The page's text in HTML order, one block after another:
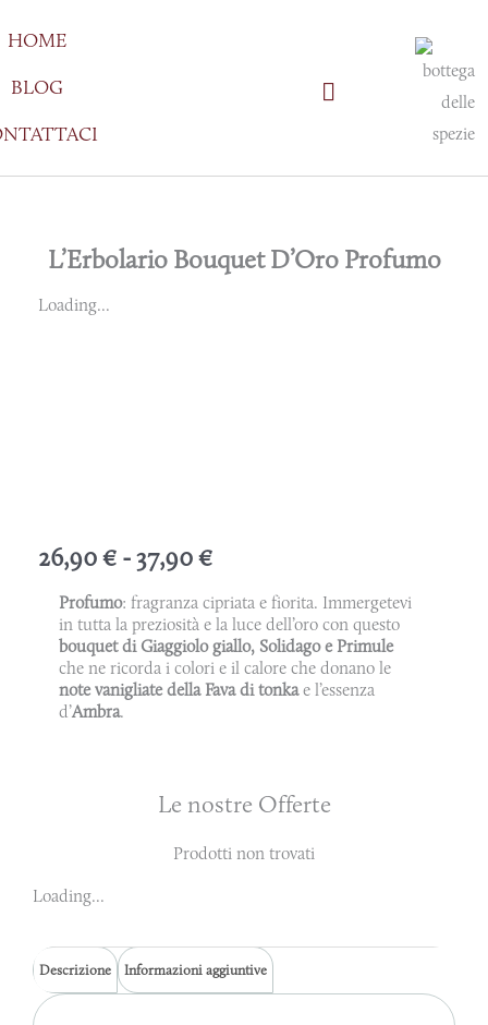
al
contenuto
HOME
BLOG
L’Erbolario Bouquet D’Oro Profumo
Loading...
26,90€ -37,90€Fascia
di
prezzo:
da
26,90 €
Profumo: fragranza cipriata e fiorita. Immergetevi
in tutta la preziosità e la luce dell’oro con questo
bouquet di Giaggiolo giallo, Solidago e Primule
che ne ricorda i colori e il calore che donano le
note vanigliate della Fava di tonkae l’essenza
d’Ambra.
Le nostre Offerte
Prodotti non trovati
Loading...
Descrizione Informazioni aggiuntive